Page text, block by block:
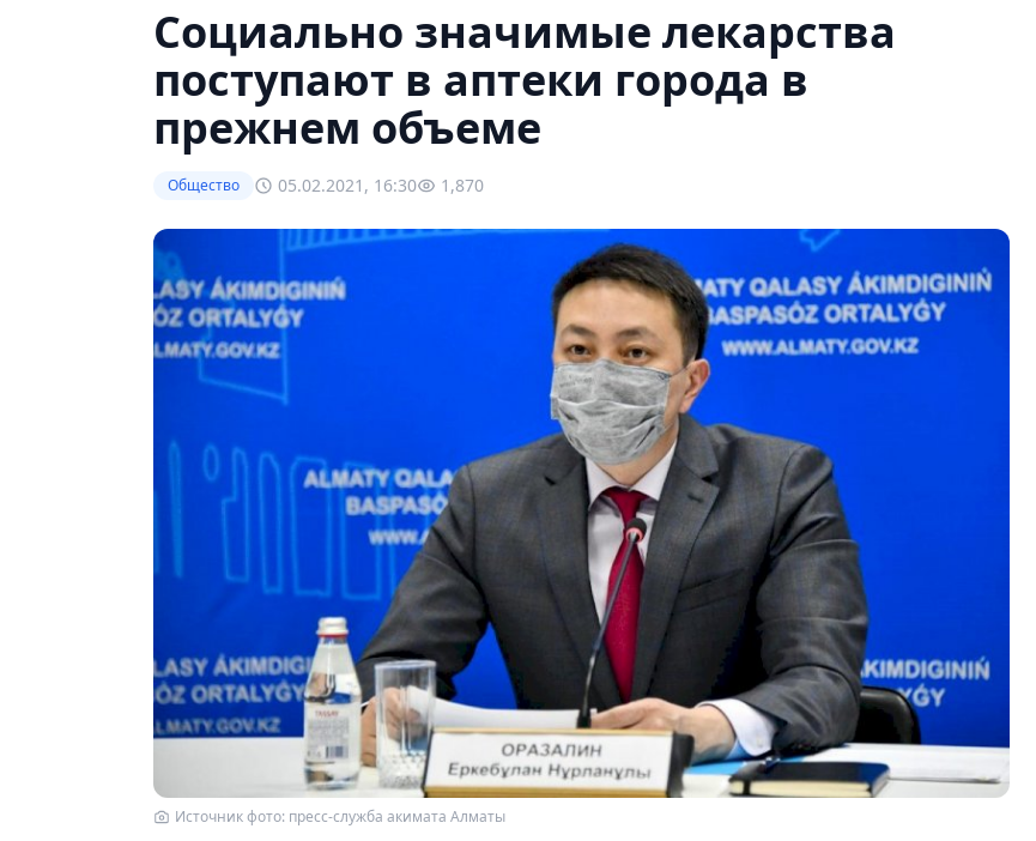
Социально значимые лекарства
поступают в аптеки города в
прежнем объеме
Общество 05.02.2021, 16:30 1,870
Источник фото: пресс-служба акимата Алматы